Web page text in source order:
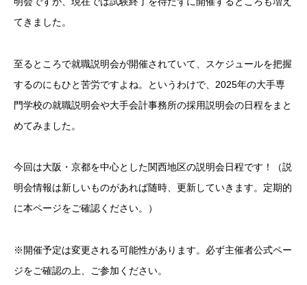
てきました。
至るところで就職説明会が開催されていて、スケジュールを把握
するのにもひと苦労ですよね。というわけで、2025年の大手専
門学校の就職説明会や大手会計事務所の採用説明会の日程をまと
めてみました。
今回は大阪・京都を中心とした関西地区の説明会日程です！（説
明会情報は新しいものがあれば随時、更新していきます。定期的
に本ページをご確認ください。）
※開催予定は変更される可能性があります。必ず主催者公式ペー
ジをご確認の上、ご参加ください。